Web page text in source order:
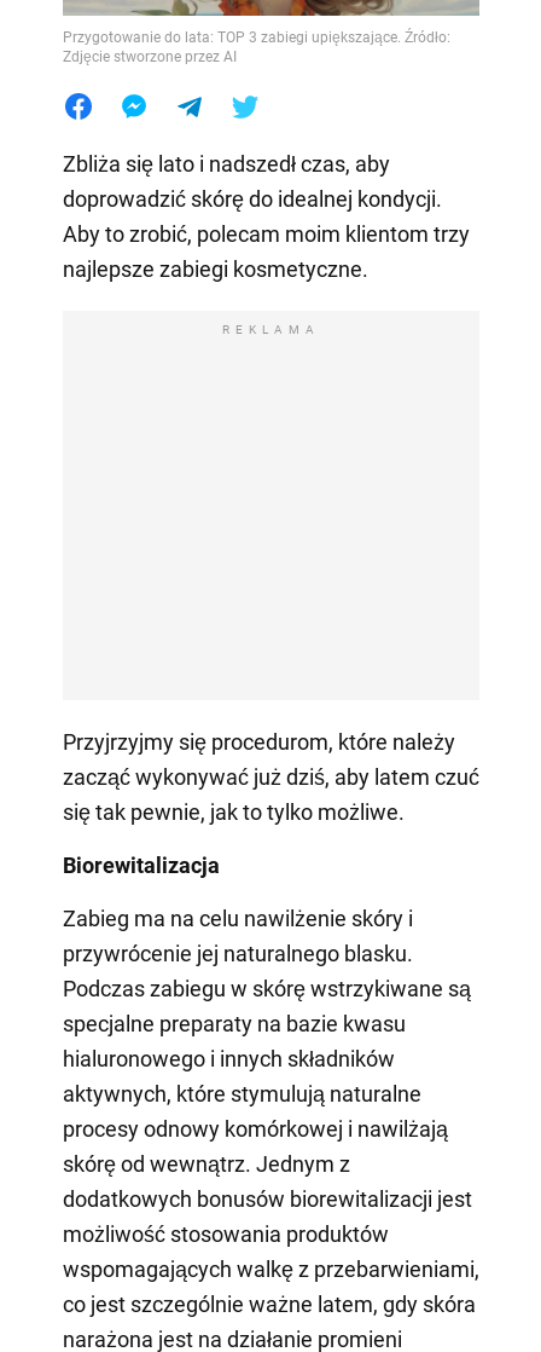
Przygotowanie do lata: TOP 3 zabiegi upiększające. Źródło:
Zdjęcie stworzone przez AI
Zbliża się lato i nadszedł czas, aby
doprowadzić skórę do idealnej kondycji.
Aby to zrobić, polecam moim klientom trzy
najlepsze zabiegi kosmetyczne.
REKLAMA
Przyjrzyjmy się procedurom, które należy
zacząć wykonywać już dziś, aby latem czuć
się tak pewnie, jak to tylko możliwe.
Biorewitalizacja
Zabieg ma na celu nawilżenie skóry i
przywrócenie jej naturalnego blasku.
Podczas zabiegu w skórę wstrzykiwane są
specjalne preparaty na bazie kwasu
hialuronowego i innych składników
aktywnych, które stymulują naturalne
procesy odnowy komórkowej i nawilżają
skórę od wewnątrz. Jednym z
dodatkowych bonusów biorewitalizacji jest
możliwość stosowania produktów
wspomagających walkę z przebarwieniami,
co jest szczególnie ważne latem, gdy skóra
narażona jest na działanie promieni